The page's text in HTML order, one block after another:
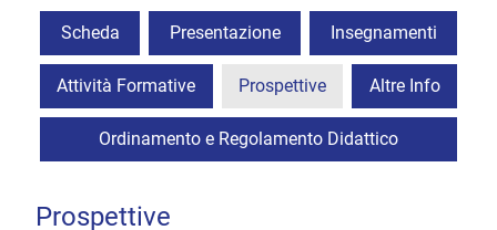
Scheda Presentazione Insegnamenti
Attività Formative Prospettive Altre Info
Ordinamento e Regolamento Didattico
Prospettive